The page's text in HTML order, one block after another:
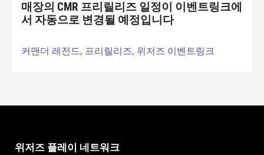
매장의 CMR 프리릴리즈 일정이 이벤트링크에
서 자동으로 변경될 예정입니다
커맨더 레전드, 프리릴리즈, 위저즈 이벤트링크
위저즈 플레이 네트워크